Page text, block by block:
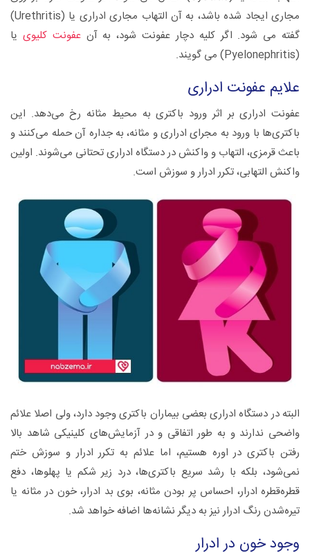
مجاری ایجاد شده باشد، به آن التهاب مجاری ادراری یا (Urethritis)
گفته می شود. اگر کلیه دچار عفونت شود، به آنعفونت کلیوی یا
(Pyelonephritis) می گویند.
علایم عفونت ادراری
عفونت ادراری بر اثر ورود باکتری به محیط مثانه رخ می‌دهد. این
باکتری‌ها با ورود به مجرای ادراری و مثانه، به جداره آن حمله می‌کنند و
باعث قرمزی، التهاب و واکنش در دستگاه ادراری تحتانی می‌شوند. اولین
واکنش التهابی، تکرر ادرار و سوزش است.
البته در دستگاه ادراری بعضی بیماران باکتری وجود دارد، ولی اصلا علائم
واضحی ندارند و به طور اتفاقی و در آزمایش‌های کلینیکی شاهد بالا
رفتن باکتری در اوره هستیم، اما علائم به تکرر ادرار و سوزش ختم
نمی‌شود، بلکه با رشد سریع باکتری‌ها، درد زیر شکم یا پهلوها، دفع
قطره‌قطره ادرار، احساس پر بودن مثانه، بوی بد ادرار، خون در مثانه یا
تیره‌شدن رنگ ادرار نیز به دیگر نشانه‌ها اضافه خواهد شد.
وجود خون در ادرار